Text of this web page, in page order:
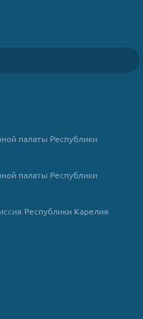
палаты Республики
палаты Республики
Республики Карелия